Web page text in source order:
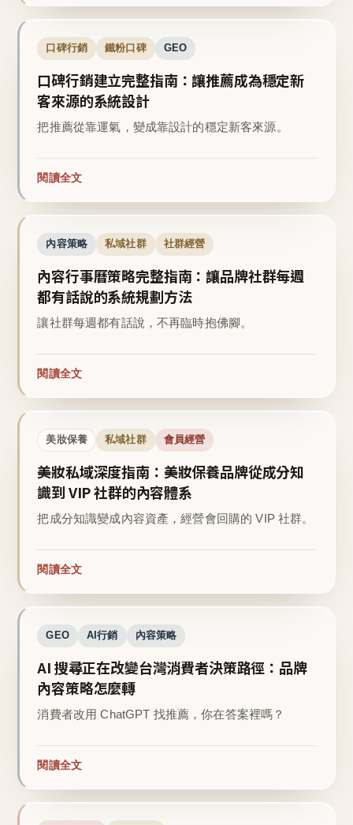
口碑行銷 鐵粉口碑 GEO
口碑行銷建立完整指南：讓推薦成為穩定新
客來源的系統設計
把推薦從靠運氣，變成靠設計的穩定新客來源。
閱讀全文
內容策略 私域社群 社群經營
內容行事曆策略完整指南：讓品牌社群每週
都有話說的系統規劃方法
讓社群每週都有話說，不再臨時抱佛腳。
閱讀全文
美妝保養 私域社群 會員經營
美妝私域深度指南：美妝保養品牌從成分知
識到 VIP 社群的內容體系
把成分知識變成內容資產，經營會回購的 VIP 社群。
閱讀全文
GEO AI行銷 內容策略
AI 搜尋正在改變台灣消費者決策路徑：品牌
內容策略怎麼轉
消費者改用 ChatGPT 找推薦，你在答案裡嗎？
閱讀全文